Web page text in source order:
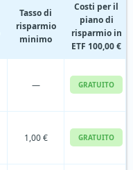
Tasso di
risparmio
minimo
Costi per il
piano di
risparmio in
ETF 100,00 €
— GRATUITO
1,00 € GRATUITO